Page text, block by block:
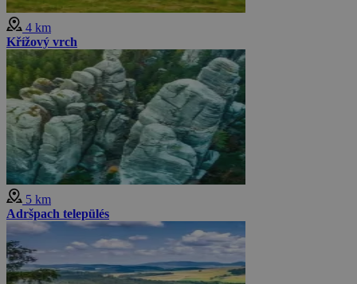
4 km
Křížový vrch
5 km
Adršpach település